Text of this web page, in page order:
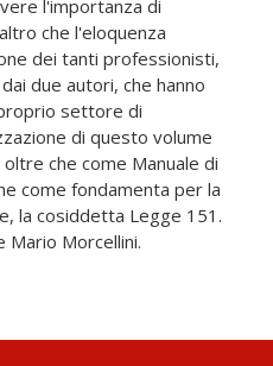
l'importanza di
che l'eloquenza
dei tanti professionisti,
due autori, che hanno
settore di
di questo volume
che come Manuale di
come fondamenta per la
la cosiddetta Legge 151.
Mario Morcellini.